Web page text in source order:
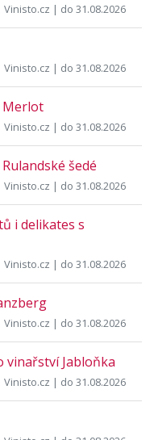
Vinisto.cz | do 31.08.2026
Vinisto.cz | do 31.08.2026
Merlot
Vinisto.cz | do 31.08.2026
šedé
Vinisto.cz | do 31.08.2026
i delikates s
Vinisto.cz | do 31.08.2026
Vinisto.cz | do 31.08.2026
vinařství Jabloňka
Vinisto.cz | do 31.08.2026